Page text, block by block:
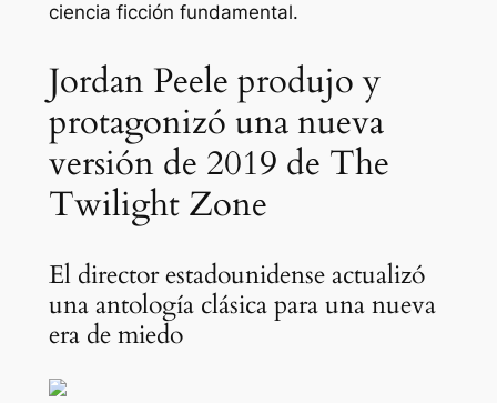
ciencia ficción fundamental.
Jordan Peele produjo y
protagonizó una nueva
versión de 2019 de The
Twilight Zone
El director estadounidense actualizó
una antología clásica para una nueva
era de miedo